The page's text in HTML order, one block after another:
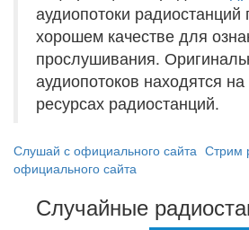
аудиопотоки
хорошем качестве для
прослушивания.
аудиопотоков находятся
ресурсах радиостанций.
Слушай с официального сайта Стрим
официального сайта
Случайные